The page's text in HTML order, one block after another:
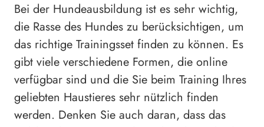
Bei der Hundeausbildung ist es sehr wichtig,
die Rasse des Hundes zu berücksichtigen, um
das richtige Trainingsset finden zu können. Es
gibt viele verschiedene Formen, die online
verfügbar sind und die Sie beim Training Ihres
geliebten Haustieres sehr nützlich finden
werden. Denken Sie auch daran, dass das